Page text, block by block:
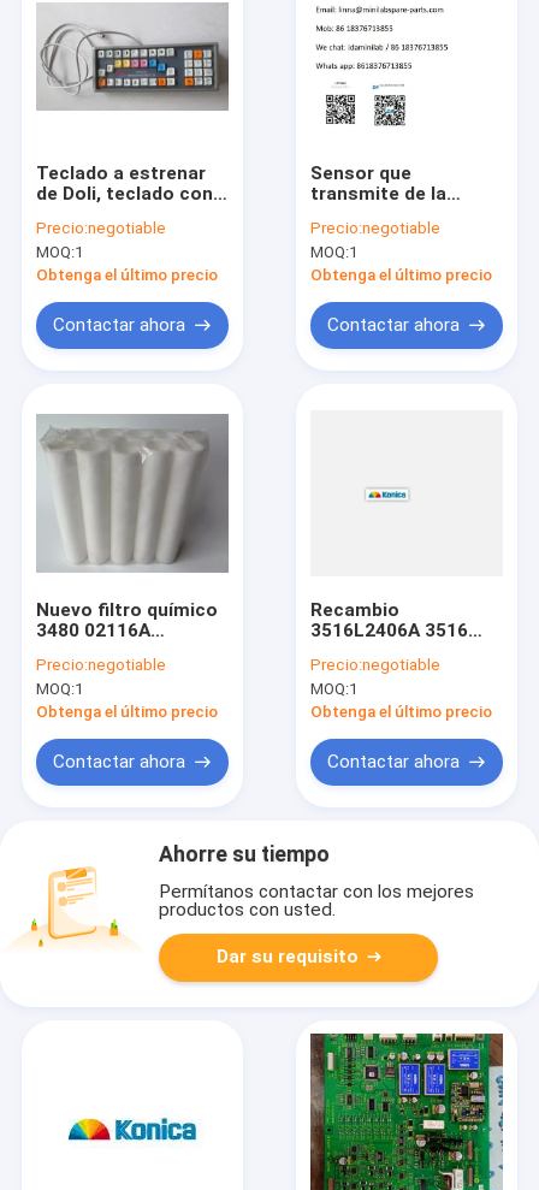
Teclado a estrenar
de Doli, teclado con
máquina del minilab
de Doli 2300
Precio:negotiable
MOQ:1
Obtenga el último precio
Contactar ahora
Sensor que
transmite de la
de Doli y sensor de la
recepción para
Minilab
minilabs digitales
Precio:negotiable
MOQ:1
Obtenga el último precio
Contactar ahora
Nuevo filtro químico
3480 02116A
348002116 para los
minilabs de Konica
Precio:negotiable
MOQ:1
Obtenga el último precio
Contactar ahora
Recambio
3516L2406A 3516
Konica
Precio:negotiable
MOQ:1
Obtenga el último precio
Contactar ahora
Ahorre su tiempo
Permítanos contactar con los mejores
productos con usted.
Dar su requisito